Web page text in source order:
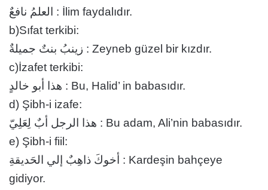
العلمُ نافعٌ : İlim faydalıdır.
b)Sıfat terkibi:
زينبُ بنتٌ جميلةٌ : Zeyneb güzel bir kızdır.
c)İzafet terkibi:
هذا أبو خالدٍ : Bu, Halid’ in babasıdır.
d) Şibh-i izafe:
هذا الرجل أبٌ لِعَلِيّ : Bu adam, Ali’nin babasıdır.
e) Şibh-i fiil:
أخوكَ ذاهِبٌ إلي الحَديقةِ : Kardeşin bahçeye
gidiyor.